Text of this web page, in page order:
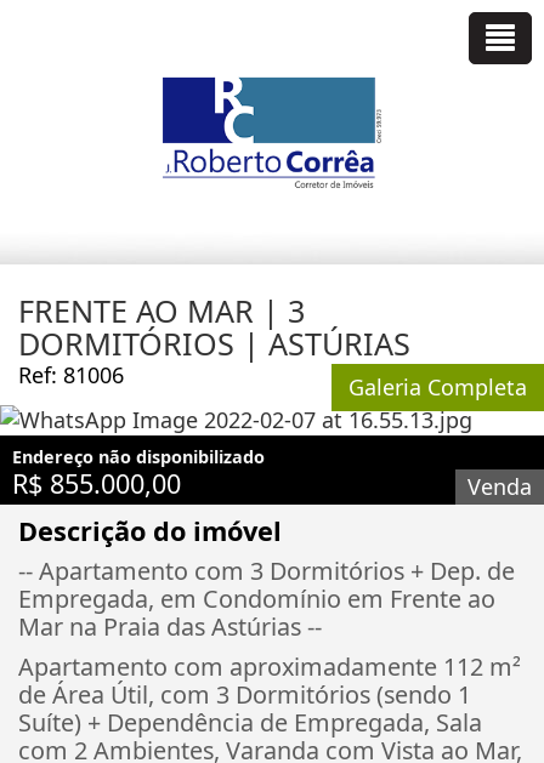
FRENTE AO MAR | 3
DORMITÓRIOS | ASTÚRIAS
Ref: 81006 Galeria Completa
Endereço não disponibilizado
R$ 855.000,00 Venda
Descrição do imóvel
-- Apartamento com 3 Dormitórios + Dep. de
Empregada, em Condomínio em Frente ao
Mar na Praia das Astúrias --
Apartamento com aproximadamente 112 m²
de Área Útil, com 3 Dormitórios (sendo 1
Suíte) + Dependência de Empregada, Sala
com 2 Ambientes, Varanda com Vista ao Mar,